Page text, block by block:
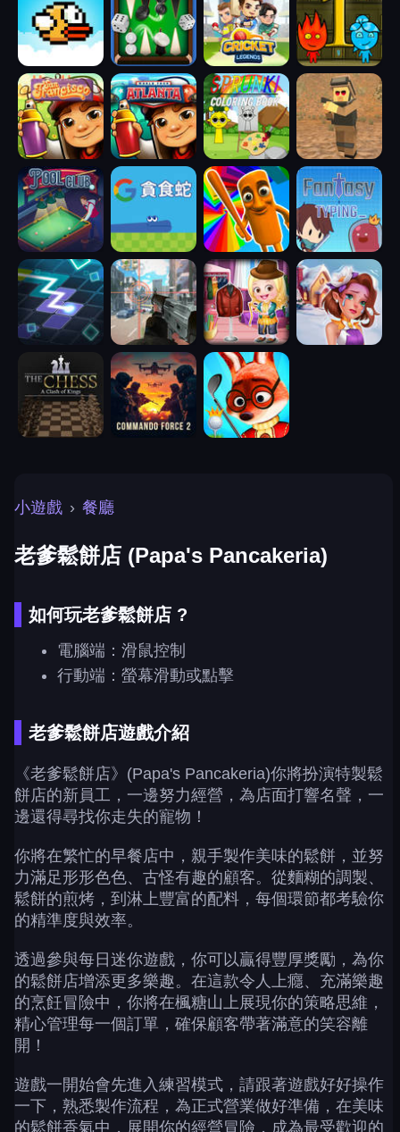
小遊戲 › 餐廳
老爹鬆餅店 (Papa's Pancakeria)
如何玩老爹鬆餅店 ?
電腦端：滑鼠控制
行動端：螢幕滑動或點擊
老爹鬆餅店遊戲介紹
《老爹鬆餅店》(Papa's Pancakeria)你將扮演特製鬆
餅店的新員工，一邊努力經營，為店面打響名聲，一
邊還得尋找你走失的寵物！
你將在繁忙的早餐店中，親手製作美味的鬆餅，並努
力滿足形形色色、古怪有趣的顧客。從麵糊的調製、
鬆餅的煎烤，到淋上豐富的配料，每個環節都考驗你
的精準度與效率。
透過參與每日迷你遊戲，你可以贏得豐厚獎勵，為你
的鬆餅店增添更多樂趣。在這款令人上癮、充滿樂趣
的烹飪冒險中，你將在楓糖山上展現你的策略思維，
精心管理每一個訂單，確保顧客帶著滿意的笑容離
開！
遊戲一開始會先進入練習模式，請跟著遊戲好好操作
一下，熟悉製作流程，為正式營業做好準備，在美味
的鬆餅香氣中，展開你的經營冒險，成為最受歡迎的